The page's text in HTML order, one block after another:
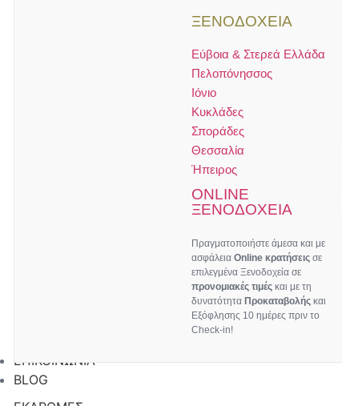
ΞΕΝΟΔΟΧΕΙΑ
Εύβοια & Στερεά Ελλάδα
Πελοπόνησσος
Ιόνιο
Κυκλάδες
Σποράδες
Θεσσαλία
Ήπειρος
ONLINE
ΞΕΝΟΔΟΧΕΙΑ
Πραγματοποιήστε άμεσα και με
ασφάλεια Online κρατήσειςσε
επιλεγμένα Ξενοδοχεία σε
προνομιακές τιμέςκαι με τη
δυνατότητα Προκαταβολήςκαι
Εξόφλησης 10 ημέρες πριν το
Check-in!
ΕΠΙΚΟΙΝΩΝΙΑ
BLOG